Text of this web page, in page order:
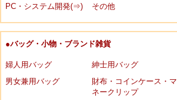
PC・システム開発(⇒)
その他
●バッグ・小物・ブランド雑貨
婦人用バッグ
紳士用バッグ
男女兼用バッグ
財布・コインケース・マ
ネークリップ